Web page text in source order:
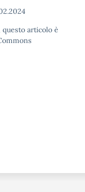
articolo è